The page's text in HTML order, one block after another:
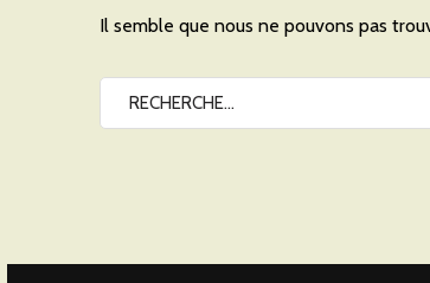
Il semble que nous ne pouvons pas